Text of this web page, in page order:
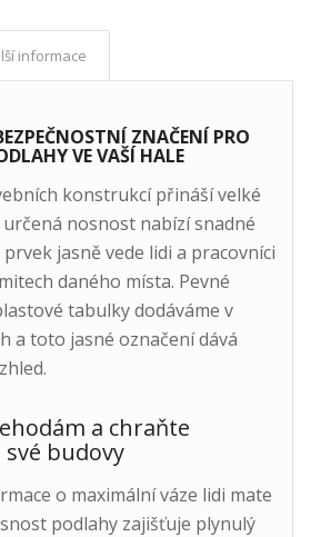
informace
ZNAČENÍ PRO
VE VAŠÍ HALE
konstrukcí přináší velké
nosnost nabízí snadné
jasně vede lidi a pracovníci
daného místa. Pevné
tabulky dodáváme v
a toto jasné označení dává
a chraňte
budovy
o maximální váze lidi mate
podlahy zajišťuje plynulý